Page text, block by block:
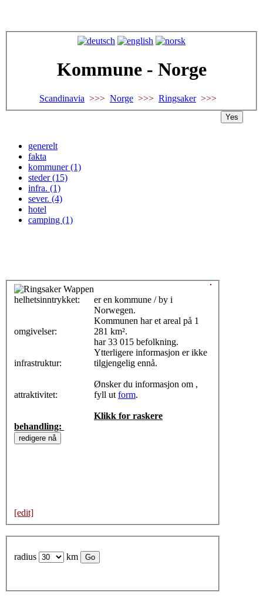
Kommune - Norge
Scandinavia >>> Norge >>> Ringsaker
generelt
fakta
kommuner (1)
steder (15)
infra. (1)
sever. (4)
hotel
camping (1)
helhetsinntrykket:
omgivelser:
infrastruktur:
attraktivitet:
er en kommune / by i
Norwegen.
Kommunen har et areal på 1
281 km².
har 33 015 befolkning.
Ytterligere informasjon er ikke
tilgjengelig ennå.
Ønsker du informasjon om ,
fyll ut form.
Klikk for raskere
behandling:
[edit]
radius km
Yes